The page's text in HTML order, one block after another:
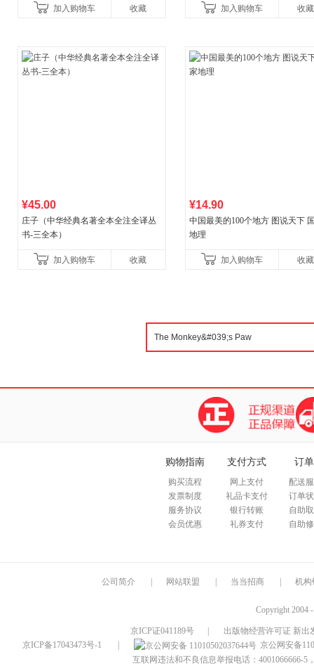
加入购物车
收藏 加入购物车 收藏
¥45.00
庄子（中华经典名著全本全注全译丛
书-三全本）
加入购物车 收藏
¥14.90
中国最美的100个地方 图说天下
地理
加入购物车 收藏
购物指南
购买流程
发票制度
服务协议
会员优惠
支付方式
网上支付
礼品卡支付
银行转账
礼券支付
订
配送
订单
自助
自助
公司简介 网站联盟 当当招商 机构
Copyright 2004
京ICP证041189号
出版物经营许可证 新出
京ICP备17043473号-1
京公网安备
互联网违法和不良信息举报电话：4001066666-5